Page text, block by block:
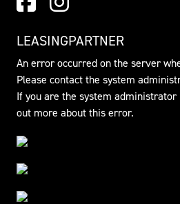
LEASINGPARTNER
An error occurred on the server
Please contact the system
If you are the system administrator
out more about this error.